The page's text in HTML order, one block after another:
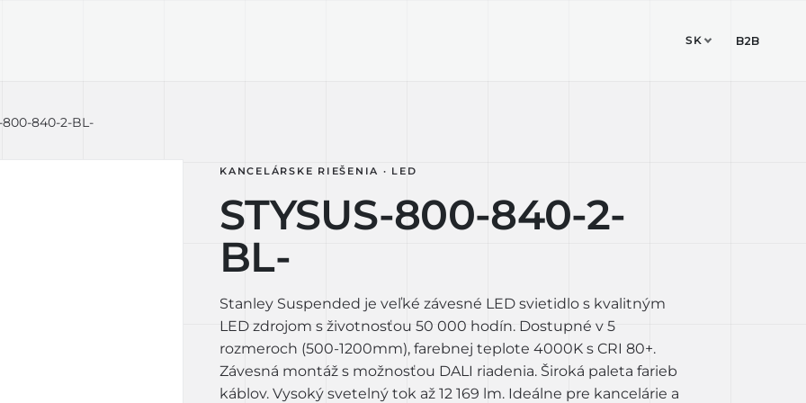
SK B2B
800-840-2-BL-
KANCELÁRSKE RIEŠENIA · LED
STYSUS-800-840-2-
BL-
Stanley Suspended je veľké závesné LED svietidlo s kvalitným
LED zdrojom s životnosťou 50 000 hodín. Dostupné v 5
rozmeroch (500-1200mm), farebnej teplote 4000K s CRI 80+.
Závesná montáž s možnosťou DALI riadenia. Široká paleta farieb
káblov. Vysoký svetelný tok až 12 169 lm. Ideálne pre kancelárie a